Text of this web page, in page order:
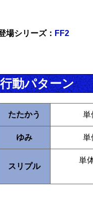
場シリーズ： FF2
行動パターン
たたかう 単
ゆみ 単
スリプル
単